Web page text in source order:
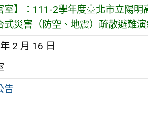
室】：111-2學年度臺北市立陽
式災害（防空、地震）疏散避難
2 月 16 日
告